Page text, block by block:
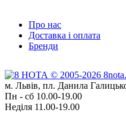
Про нас
Доставка і оплата
Бренди
м. Львів, пл. Данила
Пн - сб 10.00-19.00
Неділя 11.00-19.00